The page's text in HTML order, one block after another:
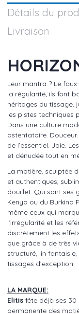
Détails du
Livraison
Leur mantra ? Le
la régularité, ils font
héritages du tissage,
les pistes techniques
Dans une culture
ostentatoire.
de l’essentiel. Joie.
et dénudée tout en
La matière, sculptée
et authentiques,
douillet. Qui sont ses
Kenya ou du Burkina
même ceux qui
l’irrégularité et les
discrètement les
que grâce à de très
structuré, lin
tissages d’exception.
LA MARQUE:
Elitis fête déjà ses 30
permanente des